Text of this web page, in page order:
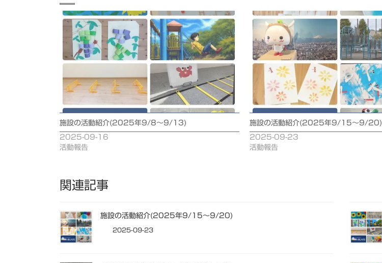
施設の活動紹介(2025年9/8～9/13)
2025-09-16
活動報告
施設の活動紹介(2025年9/15～9/20)
2025-09-23
活動報告
関連記事
施設の活動紹介(2025年9/15～9/20)
2025-09-23